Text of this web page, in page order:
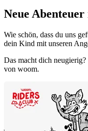
Neue
Wie schön, dass du uns
dein Kind mit unseren
Das macht dich
von woom.